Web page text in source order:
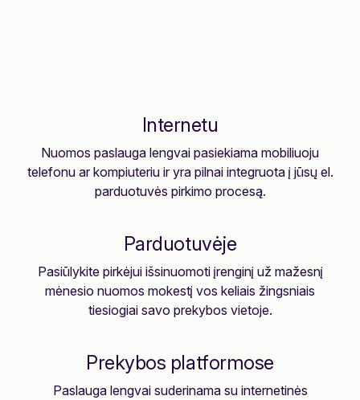
Internetu
Nuomos paslauga lengvai pasiekiama mobiliuoju
telefonu ar kompiuteriu ir yra pilnai integruota į jūsų el.
parduotuvės pirkimo procesą.
Parduotuvėje
Pasiūlykite pirkėjui išsinuomoti įrenginį už mažesnį
mėnesio nuomos mokestį vos keliais žingsniais
tiesiogiai savo prekybos vietoje.
Prekybos platformose
Paslauga lengvai suderinama su internetinės